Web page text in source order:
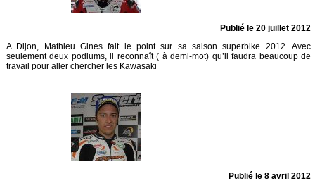
Publié le 20 juillet 2012
A Dijon, Mathieu Gines fait le point sur sa saison superbike 2012. Avec
seulement deux podiums, il reconnaît ( à demi-mot) qu’il faudra beaucoup de
travail pour aller chercher les Kawasaki
Publié le 8 avril 2012